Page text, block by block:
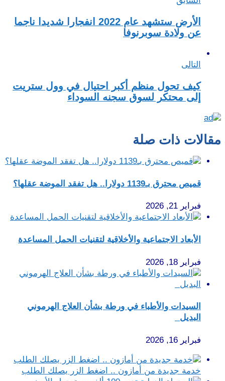
الأرض ستشهد عام 2022 انفجارا شديدا ناجما
عن ولادة سوبرنوفا
التالى
كيف تحول منظم أكبر احتيال في وول ستريت
إلى محتكر لسوق سجنه السوداء
مقالات ذات صلة
قميص محترق بـ1139 دولارا.. هل تفقد الموضة عقلها؟
فبراير 21, 2026
الأبعاد الاجتماعية والأخلاقية لتقنيات الحمل المساعدة
فبراير 18, 2026
السيدات والأطباء في ورطة بشأن العلاج الهرموني
البديل
فبراير 16, 2026
خدمة جديدة من أمازون .. اضغط الزر يصلك الطلب